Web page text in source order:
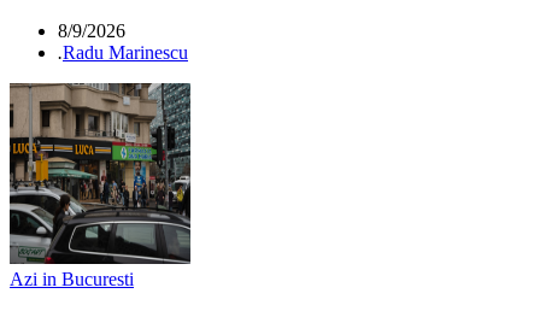
8/9/2026
.Radu Marinescu
Azi in Bucuresti